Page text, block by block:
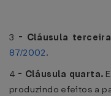
3 - Cláusula
87/2002.
4 - Cláusula quarta.
produzindo efeitos a